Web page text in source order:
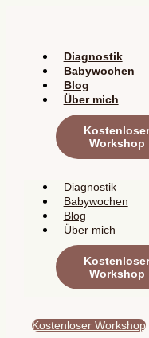
Diagnostik
Babywochen
Blog
Über mich
Workshop
Diagnostik
Babywochen
Blog
Über mich
Workshop
Kostenloser Workshop